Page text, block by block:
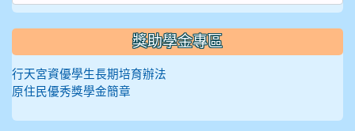
獎助學金專區
行天宮資優學生長期培育辦法
原住民優秀獎學金簡章